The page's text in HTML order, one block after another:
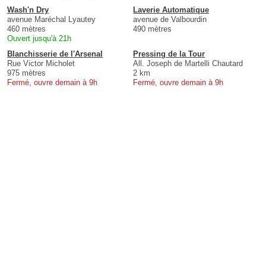
Wash'n Dry
avenue Maréchal Lyautey
460 mètres
Ouvert jusqu'à 21h
Laverie Automatique
avenue de Valbourdin
490 mètres
Blanchisserie de l'Arsenal
Rue Victor Micholet
975 mètres
Fermé, ouvre demain à 9h
Pressing de la Tour
All. Joseph de Martelli Chautard
2 km
Fermé, ouvre demain à 9h